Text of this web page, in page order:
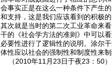
会事实正是在这么一种条件下产生
和支持，这是我们应该看到的积极
其次就是当时的第二次工业革命来
干的《社会学方法的准则》中可以
必要性进行了逻辑性的说明。涂尔
体性应以社会的强制性和制度性来
（2010年11月23日于夜23：50）